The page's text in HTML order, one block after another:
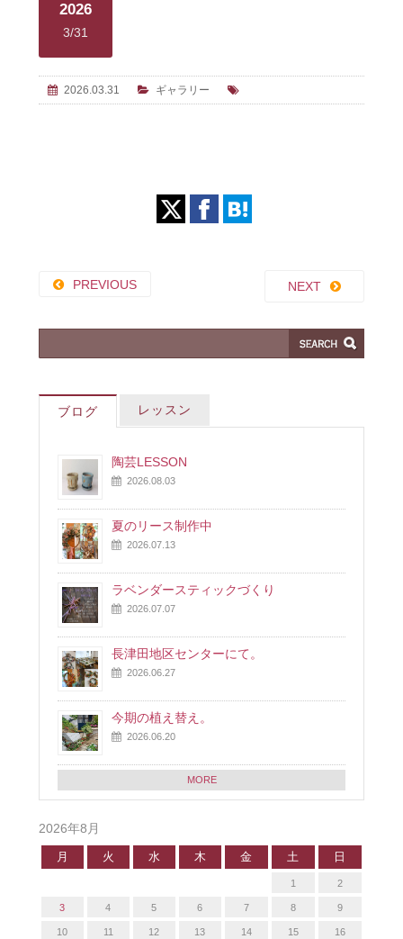
2026
3/31
2026.03.31 ギャラリー
PREVIOUS NEXT
ブログ レッスン
陶芸LESSON
2026.08.03
夏のリース制作中
2026.07.13
ラベンダースティックづくり
2026.07.07
長津田地区センターにて。
2026.06.27
今期の植え替え。
2026.06.20
MORE
2026年8月
月 火 水 木 金 土 日
1 2
3 4 5 6 7 8 9
10 11 12 13 14 15 16